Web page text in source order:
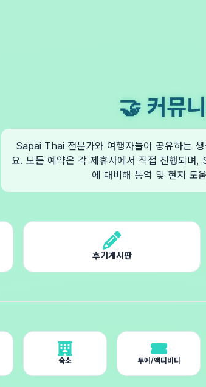
🤝 커뮤
Sapai Thai 전문가와 여행자들이 공유하는
요. 모든 예약은 각 제휴사에서 직접 진행되며
에 대비해 통역 및 현지 도
후기게시판
숙소 투어/액티비티